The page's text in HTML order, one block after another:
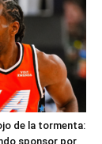
de la tormenta:
sponsor por